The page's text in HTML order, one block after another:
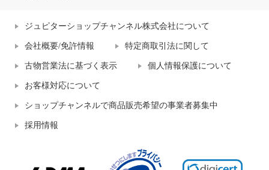
ジュピターショップチャンネル株式会社について
会社概要/免許情報 特定商取引法に関して
古物営業法に基づく表示 個人情報保護について
お客様対応について
ショップチャンネルで商品販売希望の事業者募集中
採用情報